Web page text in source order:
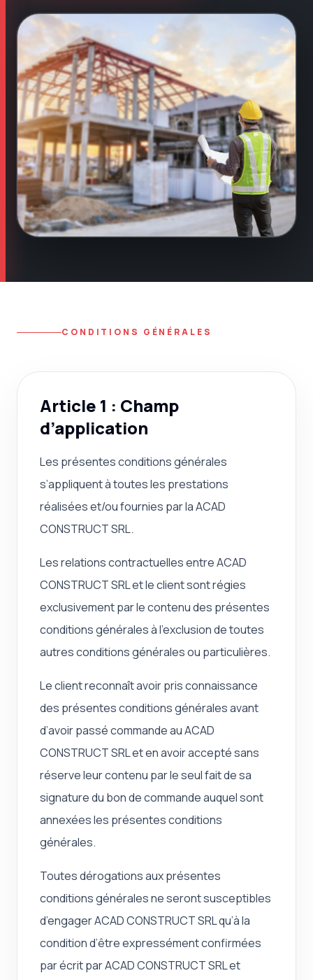
CONDITIONS GÉNÉRALES
Article 1 : Champ
d’application
Les présentes conditions générales
s’appliquent à toutes les prestations
réalisées et/ou fournies par la ACAD
CONSTRUCT SRL.
Les relations contractuelles entre ACAD
CONSTRUCT SRL et le client sont régies
exclusivement par le contenu des présentes
conditions générales à l’exclusion de toutes
autres conditions générales ou particulières.
Le client reconnaît avoir pris connaissance
des présentes conditions générales avant
d’avoir passé commande au ACAD
CONSTRUCT SRL et en avoir accepté sans
réserve leur contenu par le seul fait de sa
signature du bon de commande auquel sont
annexées les présentes conditions
générales.
Toutes dérogations aux présentes
conditions générales ne seront susceptibles
d’engager ACAD CONSTRUCT SRL qu’à la
condition d’être expressément confirmées
par écrit par ACAD CONSTRUCT SRL et